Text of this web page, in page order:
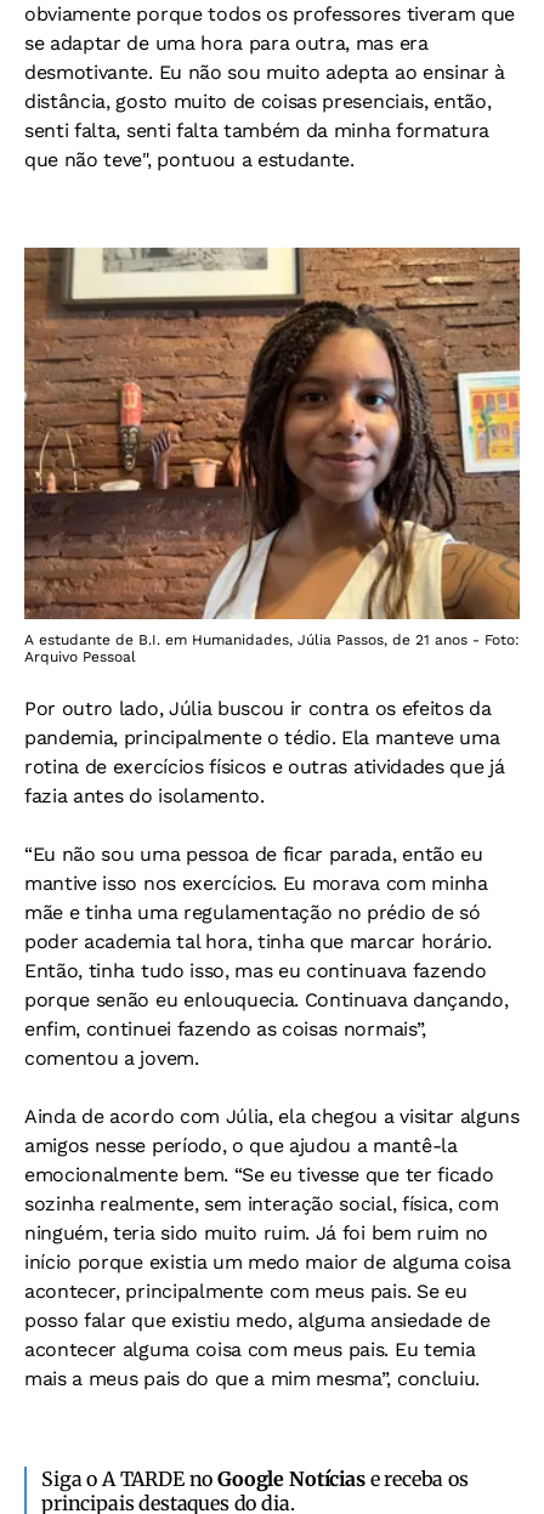
obviamente porque todos os professores tiveram que
se adaptar de uma hora para outra, mas era
desmotivante. Eu não sou muito adepta ao ensinar à
distância, gosto muito de coisas presenciais, então,
senti falta, senti falta também da minha formatura
que não teve", pontuou a estudante.
A estudante de B.I. em Humanidades, Júlia Passos, de 21 anos - Foto:
Arquivo Pessoal
Por outro lado, Júlia buscou ir contra os efeitos da
pandemia, principalmente o tédio. Ela manteve uma
rotina de exercícios físicos e outras atividades que já
fazia antes do isolamento.
“Eu não sou uma pessoa de ficar parada, então eu
mantive isso nos exercícios. Eu morava com minha
mãe e tinha uma regulamentação no prédio de só
poder academia tal hora, tinha que marcar horário.
Então, tinha tudo isso, mas eu continuava fazendo
porque senão eu enlouquecia. Continuava dançando,
enfim, continuei fazendo as coisas normais”,
comentou a jovem.
Ainda de acordo com Júlia, ela chegou a visitar alguns
amigos nesse período, o que ajudou a mantê-la
emocionalmente bem. “Se eu tivesse que ter ficado
sozinha realmente, sem interação social, física, com
ninguém, teria sido muito ruim. Já foi bem ruim no
início porque existia um medo maior de alguma coisa
acontecer, principalmente com meus pais. Se eu
posso falar que existiu medo, alguma ansiedade de
acontecer alguma coisa com meus pais. Eu temia
mais a meus pais do que a mim mesma”, concluiu.
Siga o A TARDE noGoogle Notíciase receba os
principais destaques do dia.